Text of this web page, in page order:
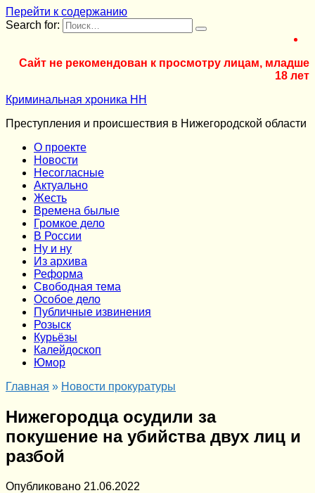
Перейти к содержанию
Search for:
Сайт не рекомендован к просмотру лицам, младше
18 лет
Криминальная хроника НН
Преступления и происшествия в Нижегородской области
О проекте
Новости
Несогласные
Актуально
Жесть
Времена былые
Громкое дело
В России
Ну и ну
Из архива
Реформа
Cвободная тема
Особое дело
Публичные извинения
Розыск
Курьёзы
Калейдоскоп
Юмор
Главная » Новости прокуратуры
Нижегородца осудили за
покушение на убийства двух лиц и
разбой
Опубликовано 21.06.2022